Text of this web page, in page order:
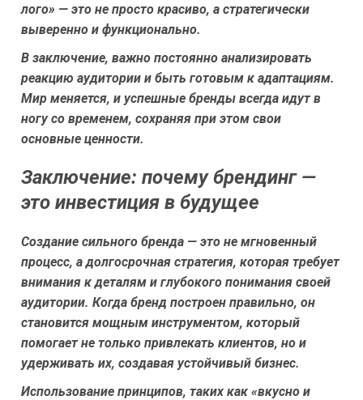
лого» — это не просто красиво, а стратегически
выверенно и функционально.
В заключение, важно постоянно анализировать
реакцию аудитории и быть готовым к адаптациям.
Мир меняется, и успешные бренды всегда идут в
ногу со временем, сохраняя при этом свои
основные ценности.
Заключение: почему брендинг —
это инвестиция в будущее
Создание сильного бренда — это не мгновенный
процесс, а долгосрочная стратегия, которая требует
внимания к деталям и глубокого понимания своей
аудитории. Когда бренд построен правильно, он
становится мощным инструментом, который
помогает не только привлекать клиентов, но и
удерживать их, создавая устойчивый бизнес.
Использование принципов, таких как «вкусно и